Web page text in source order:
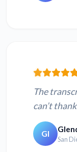
The
can’t
GI
San